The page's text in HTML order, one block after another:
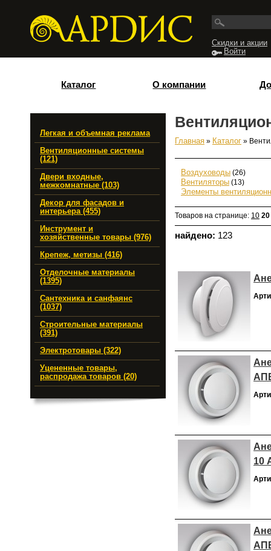
Скидки и акции
Войти
Каталог О компании
Легкая и объемная реклама
Вентиляционные системы
(121)
Двери входные,
межкомнатные (103)
Декор для фасадов и
интерьера (455)
Инструмент и
хозяйственные товары (976)
Крепеж, метизы (416)
Отделочные материалы
(1395)
Сантехника и санфаянс
(1037)
Строительные материалы
(391)
Электротовары (322)
Уцененные товары,
распродажа товаров (20)
Вы здесь
Главная » Каталог »
Воздуховоды (26)
Вентиляторы (13)
Элементы
Товаров на странице: 10 20
найдено: 123
10